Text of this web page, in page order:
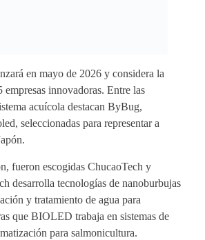
en mayo de 2026 y considera la
innovadoras. Entre las
acuícola destacan ByBug,
seleccionadas para representar a
fueron escogidas ChucaoTech y
desarrolla tecnologías de nanoburbujas
y tratamiento de agua para
que BIOLED trabaja en sistemas de
para salmonicultura.